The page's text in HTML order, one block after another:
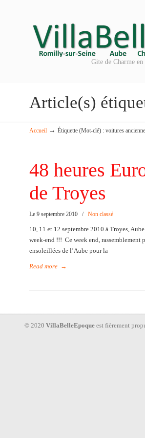
Gite de Charme
Article(s)
Accueil →Étiquette (Mot-clé) : voitures
48 heures
de Troyes
Le 9 septembre 2010 / Non classé
10, 11 et 12 septembre 2010 à Troyes,
week-end !!! Ce week end, rassemblement
ensoleillées de l’Aube pour la
Read more →
© 2020VillaBelleEpoque est fièrement